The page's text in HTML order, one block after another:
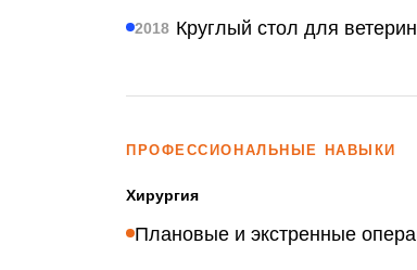
2018 Круглый стол для
ПРОФЕССИОНАЛЬНЫЕ НАВЫКИ
Хирургия
Плановые и экстренные